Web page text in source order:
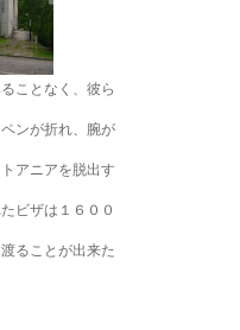
ことなく、彼ら
ンが折れ、腕が
アニアを脱出す
ビザは１６００
ることが出来た